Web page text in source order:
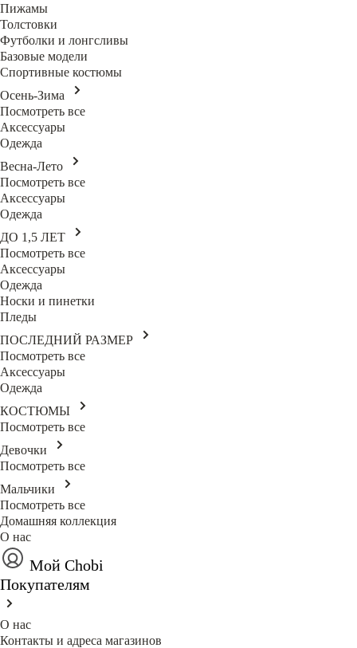
Пижамы
Толстовки
Футболки и лонгсливы
Базовые модели
Спортивные костюмы
Осень-Зима
Посмотреть все
Аксессуары
Одежда
Весна-Лето
Посмотреть все
Аксессуары
Одежда
ДО 1,5 ЛЕТ
Посмотреть все
Аксессуары
Одежда
Носки и пинетки
Пледы
ПОСЛЕДНИЙ РАЗМЕР
Посмотреть все
Аксессуары
Одежда
КОСТЮМЫ
Посмотреть все
Девочки
Посмотреть все
Мальчики
Посмотреть все
Домашняя коллекция
О нас
Мой Chobi
Покупателям
О нас
Контакты и адреса магазинов